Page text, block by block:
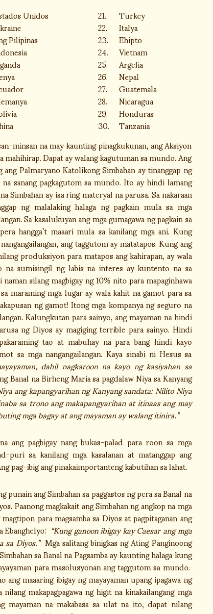
Unidos 21. Turkey
22. Italya
Pilipinas 23. Ehipto
24. Vietnam
25. Argelia
26. Nepal
27. Guatemala
28. Nicaragua
29. Honduras
30. Tanzania
minsan na may kaunting pinagkukunan, ang Aksiyon
Dapat ay walang kagutuman sa mundo. Ang
Palmaryano Katolikong Simbahan ay tinanggap ng
sanang pagkagutom sa mundo. Ito ay hindi lamang
ay isa ring materyal na parusa. Sa nakaraan
ng malalaking halaga ng pagkain mula sa mga
Sa kasalukuyan ang mga gumagawa ng pagkain sa
hangga’t maaari mula sa kanilang mga ani. Kung
ang taggutom ay matatapos. Kung ang
produksiyon para matapos ang kahirapan, ay wala
sumisingil ng labis na interes ay kuntento na sa
silang magbigay ng 10% nito para mapaginhawa
maraming mga lugar ay wala kahit na gamot para sa
ng gamot! Itong mga kompanya ng seguro na
Kalungkutan para sainyo, ang mayaman na hindi
ng Diyos ay magiging terrible para sainyo. Hindi
tao at mabuhay na para bang hindi kayo
sa mga nangangailangan. Kaya sinabi ni Hesus sa
dahil nagkaroon na kayo ng kasiyahan sa
na Birheng Maria sa pagdalaw Niya sa Kanyang
ang kapangyarihan ng Kanyang sandata: Nilito Niya
sa trono ang makapangyarihan at itinaas ang may
mga bagay at ang mayaman ay walang itinira.”
pagbigay nang bukas-palad para roon sa mga
puri sa kanilang mga kasalanan at matanggap ang
pag-ibig ang pinakaimportanteng kabutihan sa lahat.
ang Simbahan sa paggastos ng pera sa Banal na
Paanong magkakait ang Simbahan ng angkop na mga
para magsamba sa Diyos at pagpitaganan ang
“Kung ganoon ibigay kay Caesar ang mga
sa Diyos.”Mga salitang binigkas ng Ating Panginoong
sa Banal na Pagsamba ay kaunting halaga kung
para masolusyonan ang taggutom sa mundo.
maaaring ibigay ng mayayaman upang ipagawa ng
makapagpagawa ng higit na kinakailangang mga
na makabasa sa ulat na ito, dapat nilang